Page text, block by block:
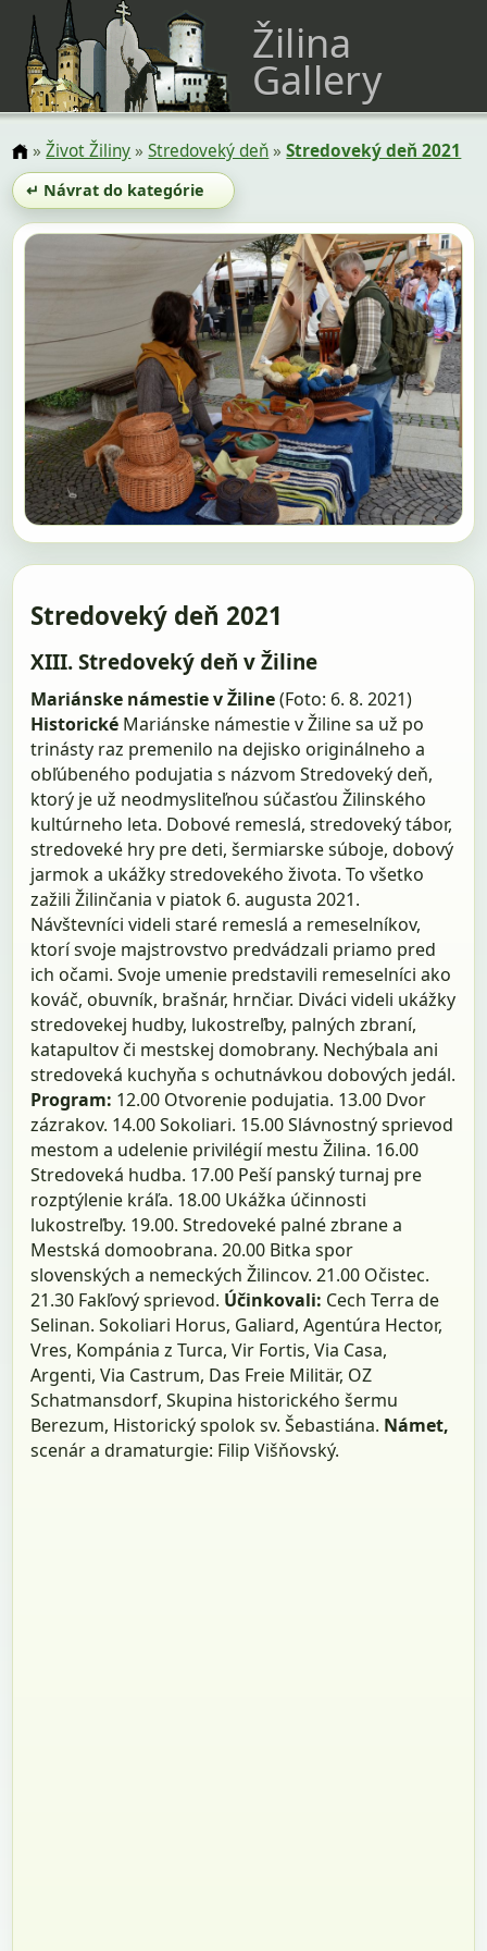
Žilina
Gallery
»Život Žiliny»Stredoveký deň»Stredoveký deň 2021
↵ Návrat do kategórie
Stredoveký deň 2021
XIII. Stredoveký deň v Žiline
Mariánske námestie v Žiline(Foto: 6. 8. 2021)
Historické Mariánske námestie v Žiline sa už po
trinásty raz premenilo na dejisko originálneho a
obľúbeného podujatia s názvom Stredoveký deň,
ktorý je už neodmysliteľnou súčasťou Žilinského
kultúrneho leta. Dobové remeslá, stredoveký tábor,
stredoveké hry pre deti, šermiarske súboje, dobový
jarmok a ukážky stredovekého života. To všetko
zažili Žilinčania v piatok 6. augusta 2021.
Návštevníci videli staré remeslá a remeselníkov,
ktorí svoje majstrovstvo predvádzali priamo pred
ich očami. Svoje umenie predstavili remeselníci ako
kováč, obuvník, brašnár, hrnčiar. Diváci videli ukážky
stredovekej hudby, lukostreľby, palných zbraní,
katapultov či mestskej domobrany. Nechýbala ani
stredoveká kuchyňa s ochutnávkou dobových jedál.
Program: 12.00 Otvorenie podujatia. 13.00 Dvor
zázrakov. 14.00 Sokoliari. 15.00 Slávnostný sprievod
mestom a udelenie privilégií mestu Žilina. 16.00
Stredoveká hudba. 17.00 Peší panský turnaj pre
rozptýlenie kráľa. 18.00 Ukážka účinnosti
lukostreľby. 19.00. Stredoveké palné zbrane a
Mestská domoobrana. 20.00 Bitka spor
slovenských a nemeckých Žilincov. 21.00 Očistec.
21.30 Fakľový sprievod. Účinkovali: Cech Terra de
Selinan. Sokoliari Horus, Galiard, Agentúra Hector,
Vres, Kompánia z Turca, Vir Fortis, Via Casa,
Argenti, Via Castrum, Das Freie Militär, OZ
Schatmansdorf, Skupina historického šermu
Berezum, Historický spolok sv. Šebastiána. Námet,
scenár a dramaturgie: Filip Višňovský.